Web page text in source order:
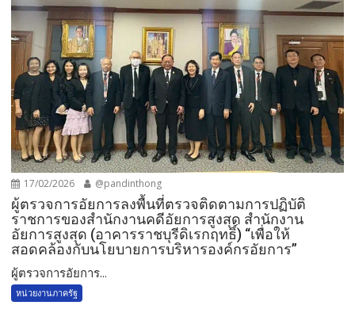
17/02/2026 @pandinthong
ผู้ตรวจการอัยการลงพื้นที่ตรวจติดตามการปฏิบัติ
ราชการของสำนักงานคดีอัยการสูงสุด สำนักงาน
อัยการสูงสุด (อาคารราชบุรีดิเรกฤทธิ์) “เพื่อให้
สอดคล้องกับนโยบายการบริหารองค์กรอัยการ”
ผู้ตรวจการอัยการ...
หน่วยงานภาครัฐ